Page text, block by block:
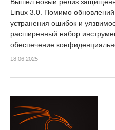
Linux 3.0. Помимо обновлений
устранения ошибок и
расширенный набор
обеспечение
18.06.2025